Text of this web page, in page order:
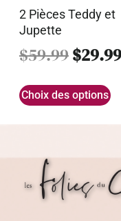
2 Pièces Teddy et
Jupette
$59.99$29.99
Choix des options